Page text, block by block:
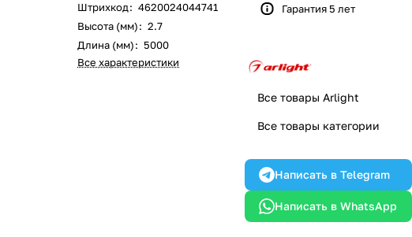
Штрихкод: 4620024044741
Высота (мм): 2.7
Длина (мм): 5000
Все характеристики
Гарантия 5 лет
Все товары Arlight
Все товары категории
Написать в Telegram
Написать в WhatsApp